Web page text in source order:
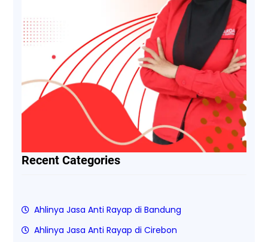
Recent Categories
Ahlinya Jasa Anti Rayap di Bandung
Ahlinya Jasa Anti Rayap di Cirebon